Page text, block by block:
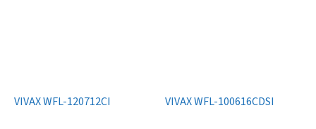
VIVAX WFL-120712CI VIVAX WFL-100616CDSI